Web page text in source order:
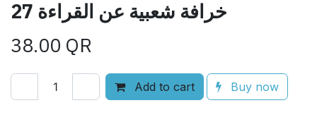
27 خرافة شعبية عن القراءة
38.00 QR
Add to cart Buy now